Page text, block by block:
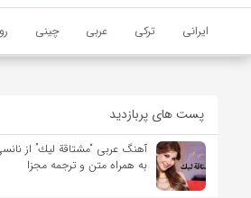
ایرانی ترکی عربی چینی
پست های پربازدید
آهنگ عربی “مشتاقة لیك” از
به همراه متن و ترجمه مجزا